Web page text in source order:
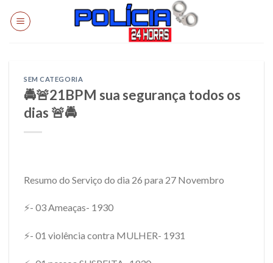
SEM CATEGORIA
🚔🚨21BPM sua segurança todos os
dias 🚨🚔
Resumo do Serviço do dia 26 para 27 Novembro
⚡- 03 Ameaças- 1930
⚡- 01 violência contra MULHER- 1931